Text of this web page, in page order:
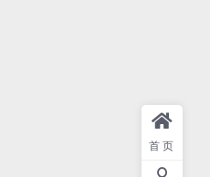
首页